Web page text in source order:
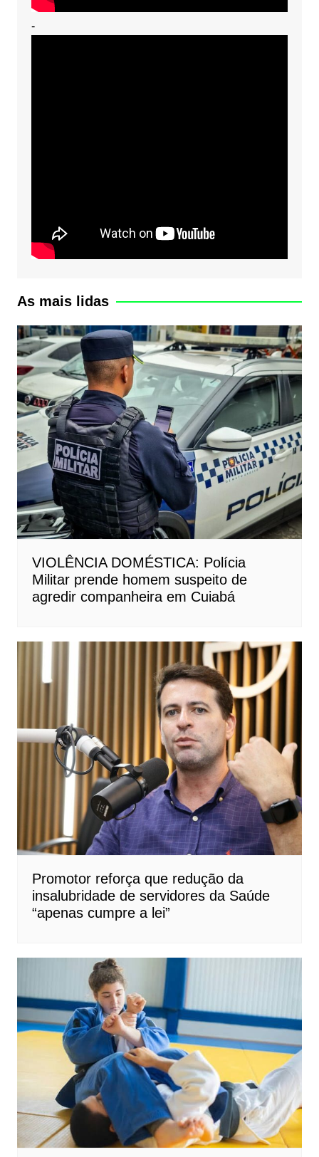
-
As mais lidas
VIOLÊNCIA DOMÉSTICA: Polícia
Militar prende homem suspeito de
agredir companheira em Cuiabá
Promotor reforça que redução da
insalubridade de servidores da Saúde
“apenas cumpre a lei”